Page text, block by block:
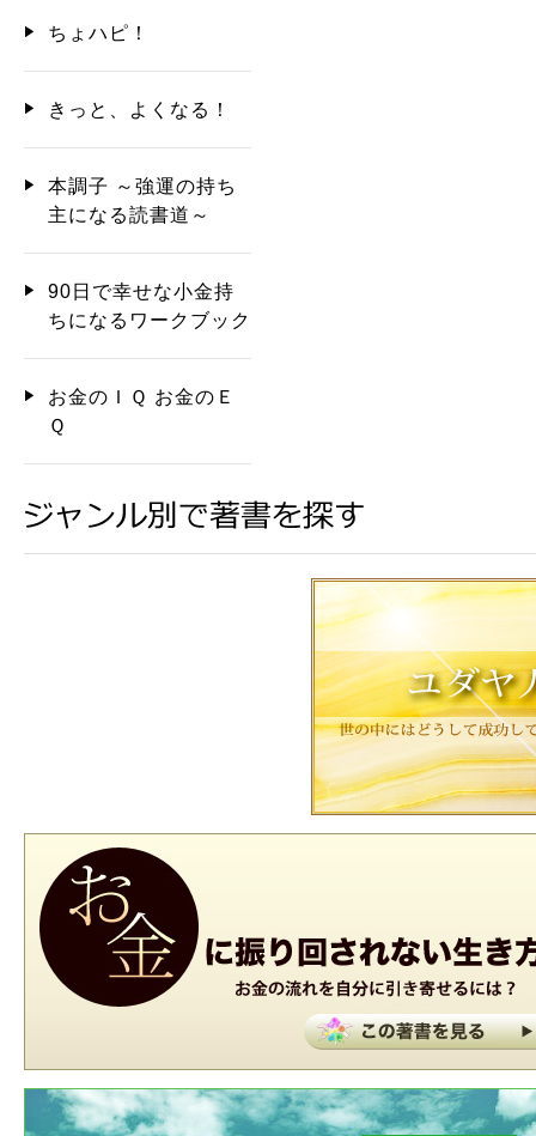
ちょハピ！
きっと、よくなる！
本調子 ～強運の持ち
主になる読書道～
90日で幸せな小金持
ちになるワークブック
お金のＩＱ お金のＥ
Ｑ